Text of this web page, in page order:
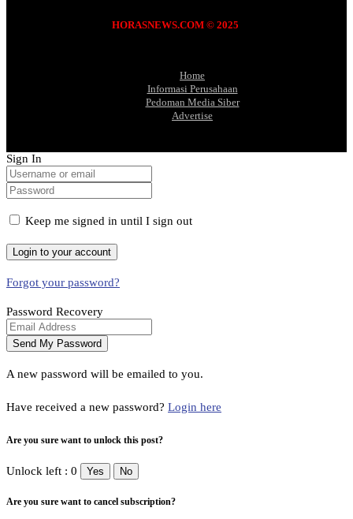
HORASNEWS.COM © 2025
Home
Informasi Perusahaan
Pedoman Media Siber
Advertise
Sign In
Keep me signed in until I sign out
Forgot your password?
Password Recovery
A new password will be emailed to you.
Have received a new password? Login here
Are you sure want to unlock this post?
Unlock left : 0 Yes No
Are you sure want to cancel subscription?